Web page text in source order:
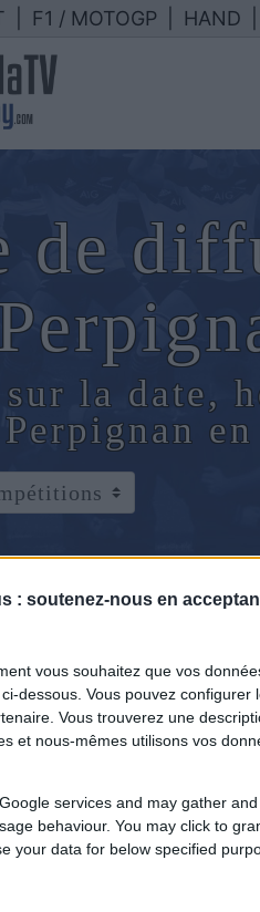
: soutenez-nous en
vous souhaitez que vos
dessous. Vous pouvez configurer
Vous trouverez une
et nous-mêmes utilisons vos
services and may gather
behaviour. You may click to
your data for below specified
F1 / MOTOGP HAND
de
la date,
en